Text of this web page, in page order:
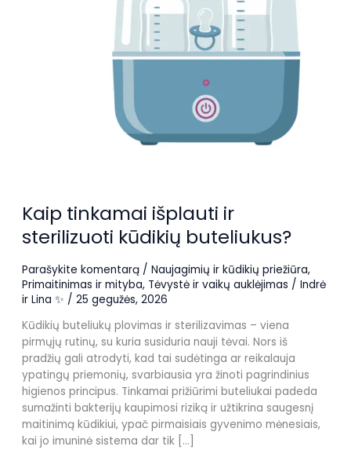
Kaip tinkamai išplauti ir
sterilizuoti kūdikių buteliukus?
Parašykite komentarą / Naujagimių ir kūdikių priežiūra,
Primaitinimas ir mityba, Tėvystė ir vaikų auklėjimas / Indrė
ir Lina ✨ / 25 gegužės, 2026
Kūdikių buteliukų plovimas ir sterilizavimas – viena
pirmųjų rutinų, su kuria susiduria nauji tėvai. Nors iš
pradžių gali atrodyti, kad tai sudėtinga ar reikalauja
ypatingų priemonių, svarbiausia yra žinoti pagrindinius
higienos principus. Tinkamai prižiūrimi buteliukai padeda
sumažinti bakterijų kaupimosi riziką ir užtikrina saugesnį
maitinimą kūdikiui, ypač pirmaisiais gyvenimo mėnesiais,
kai jo imuninė sistema dar tik […]